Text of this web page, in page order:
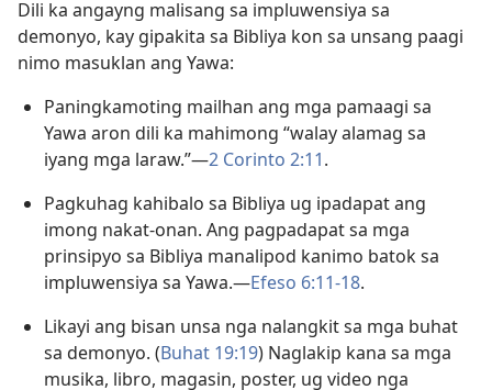
Dili ka angayng malisang sa impluwensiya sa
demonyo, kay gipakita sa Bibliya kon sa unsang paagi
nimo masuklan ang Yawa:
Paningkamoting mailhan ang mga pamaagi sa
Yawa aron dili ka mahimong “walay alamag sa
iyang mga laraw.”—2 Corinto 2:11.
Pagkuhag kahibalo sa Bibliya ug ipadapat ang
imong nakat-onan. Ang pagpadapat sa mga
prinsipyo sa Bibliya manalipod kanimo batok sa
impluwensiya sa Yawa.—Efeso 6:11-18.
Likayi ang bisan unsa nga nalangkit sa mga buhat
sa demonyo. (Buhat 19:19) Naglakip kana sa mga
musika, libro, magasin, poster, ug video nga